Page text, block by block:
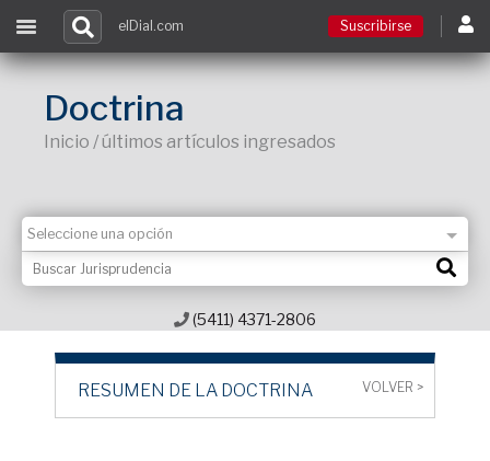
Contacto
elDial.com Suscribirse
Doctrina
Inicio / últimos artículos ingresados
(5411) 4371-2806
RESUMEN DE LA DOCTRINA VOLVER >